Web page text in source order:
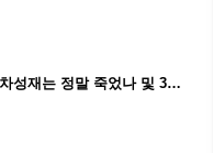
하이드 2회 줄거리 2화 차성재는 정말 죽었나 및 3회 예고